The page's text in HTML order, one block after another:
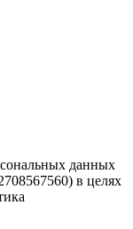
данных
в целях